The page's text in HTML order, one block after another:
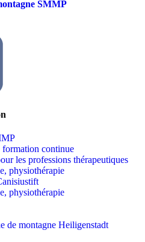
SMMP
continue
les professions thérapeutiques
physiothérapie
physiothérapie
de montagne Heiligenstadt